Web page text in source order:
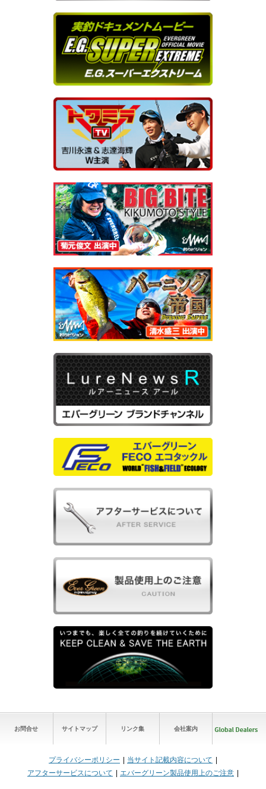
お問合せ サイトマップ リンク集 会社案内
プライバシーポリシー
当サイト記載内容について
アフターサービスについて
エバーグリーン製品使用上のご注意